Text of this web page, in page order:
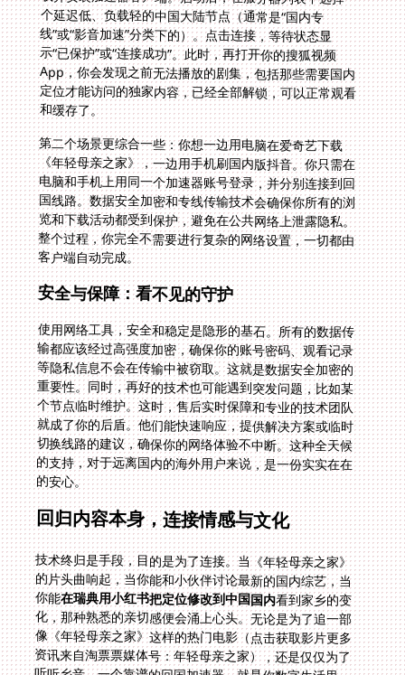
和缓存了。
第二个场景更综合一些：你想一边用电脑在爱奇艺下载
《年轻母亲之家》，一边用手机刷国内版抖音。你只需在
电脑和手机上用同一个加速器账号登录，并分别连接到回
国线路。数据安全加密和专线传输技术会确保你所有的浏
览和下载活动都受到保护，避免在公共网络上泄露隐私。
整个过程，你完全不需要进行复杂的网络设置，一切都由
客户端自动完成。
安全与保障：看不见的守护
使用网络工具，安全和稳定是隐形的基石。所有的数据传
输都应该经过高强度加密，确保你的账号密码、观看记录
等隐私信息不会在传输中被窃取。这就是数据安全加密的
重要性。同时，再好的技术也可能遇到突发问题，比如某
个节点临时维护。这时，售后实时保障和专业的技术团队
就成了你的后盾。他们能快速响应，提供解决方案或临时
切换线路的建议，确保你的网络体验不中断。这种全天候
的支持，对于远离国内的海外用户来说，是一份实实在在
的安心。
回归内容本身，连接情感与文化
技术终归是手段，目的是为了连接。当《年轻母亲之家》
的片头曲响起，当你能和小伙伴讨论最新的国内综艺，当
你能在瑞典用小红书把定位修改到中国国内看到家乡的变
化，那种熟悉的亲切感便会涌上心头。无论是为了追一部
像《年轻母亲之家》这样的热门电影（点击获取影片更多
资讯来自淘票票媒体号：年轻母亲之家），还是仅仅为了
听听乡音，一个靠谱的回国加速器，就是你数字生活里